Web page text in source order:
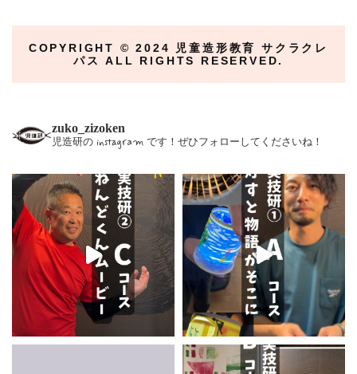
COPYRIGHT ©︎ 2024 児童造形教育 サクラクレ
パス ALL RIGHTS RESERVED.
zuko_zizoken
児造研の instagram です！ぜひフォローしてくださいね！